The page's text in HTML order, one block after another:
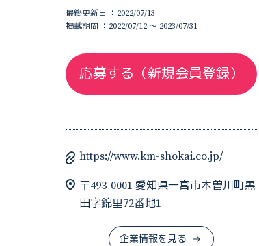
最終更新日 ：2022/07/13
掲載期間 ：2022/07/12 〜 2023/07/31
応募する（新規会員登録）
https://www.km-shokai.co.jp/
〒493-0001 愛知県一宮市木曽川町黒
田字錦里72番地1
企業情報を見る